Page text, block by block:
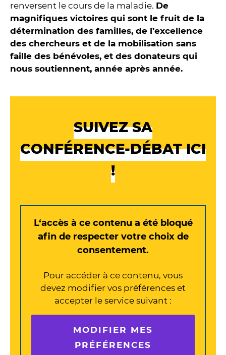
renversent le cours de la maladie. De
magnifiques victoires qui sont le fruit de la
détermination des familles, de l’excellence
des chercheurs et de la mobilisation sans
faille des bénévoles, et des donateurs qui
nous soutiennent, année après année.
SUIVEZ SA
CONFÉRENCE-DÉBAT ICI
!
L‘accès à ce contenu a été bloqué
afin de respecter votre choix de
consentement.
Pour accéder à ce contenu, vous
devez modifier vos préférences et
accepter le service suivant :
MODIFIER MES
PRÉFÉRENCES